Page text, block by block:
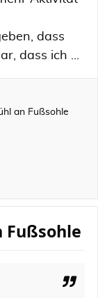
dass
dass ich ...
an Fußsohle
Fußsohle